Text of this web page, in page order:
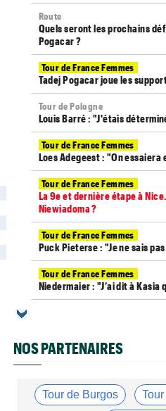
Route
Quels seront les prochains
Pogacar ?
Tour de France Femmes
Tadej Pogacar joue les
Tour de Pologne
Louis Barré : "J'étais
Tour de France Femmes
Loes Adegeest : "On essaiera
Tour de France Femmes
La 9e et dernière étape à
Niewiadoma ?
Tour de France Femmes
Puck Pieterse : "Je ne sais
Tour de France Femmes
Niedermaier : "J’ai dit à Kasia
Tour d'Espagne
Pas encore remis, Primoz
Tour de France
NOS PARTENAIRES
Tour de Burgos